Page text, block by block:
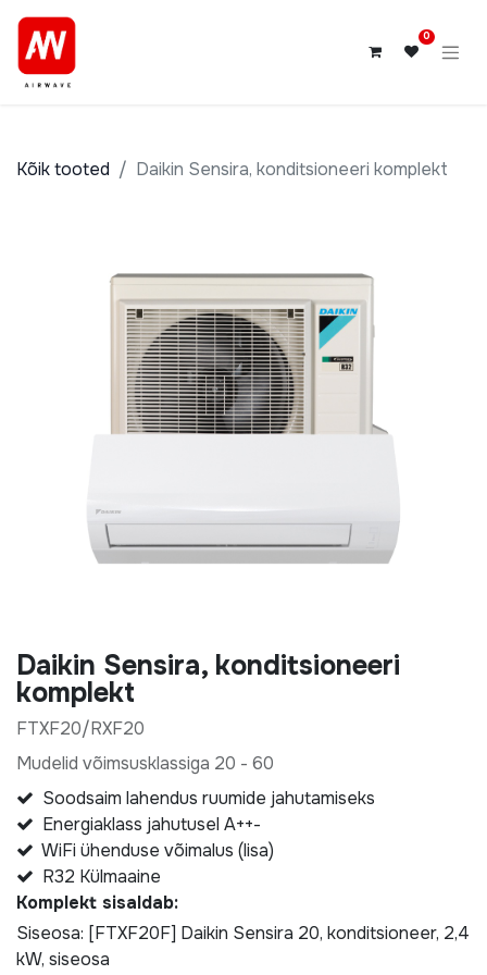
0
Kõik tooted Daikin Sensira, konditsioneeri komplekt
Daikin Sensira, konditsioneeri
komplekt
FTXF20/RXF20
Mudelid võimsusklassiga 20 - 60
Soodsaim lahendus ruumide jahutamiseks
Energiaklass jahutusel A++-
WiFi ühenduse võimalus (lisa)
R32 Külmaaine
Komplekt sisaldab:
Siseosa: [FTXF20F] Daikin Sensira 20, konditsioneer, 2,4
kW, siseosa